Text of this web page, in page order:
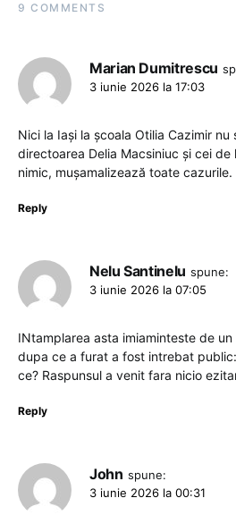
9 COMMENTS
Marian Dumitrescu
3 iunie 2026 la 17:03
Nici la Iași la școala Otilia Cazimir nu
directoarea Delia Macsiniuc și cei
nimic, mușamalizează toate cazurile.
Reply
Nelu Santinelu spune:
3 iunie 2026 la 07:05
INtamplarea asta imiaminteste de
dupa ce a furat a fost intrebat
ce? Raspunsul a venit fara nicio
Reply
John spune:
3 iunie 2026 la 00:31